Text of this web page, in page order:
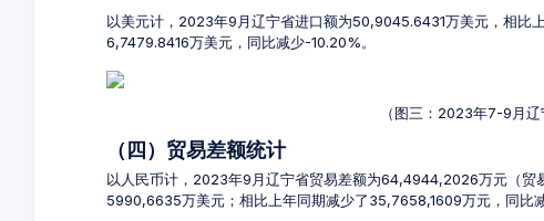
以美元计，2023年9月辽宁省进口额为50,9045.6431万美元，相比
6,7479.8416万美元，同比减少-10.20%。
（图三：2023年7-9月辽
（四）贸易差额统计
以人民币计，2023年9月辽宁省贸易差额为64,4944,2026万元（贸
5990,6635万美元；相比上年同期减少了35,7658,1609万元，同比